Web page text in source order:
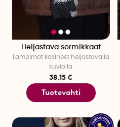
Heijastava sormikkaat
Lämpimät käsineet heijastavalla
kuviolla
38.15 €
Tuotevahti